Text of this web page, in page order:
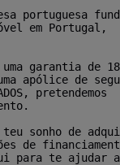
portuguesa
em Portugal,
uma garantia de 18
apólice de
pretendemos
o teu sonho de
de
para te ajudar a